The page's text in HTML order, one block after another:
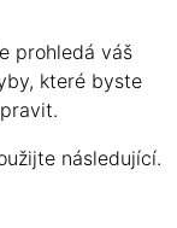
prohledá váš
které byste
následující.